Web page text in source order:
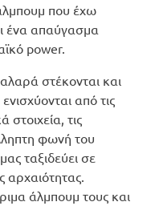
που έχω
ένα απαύγασμα
power.
στέκονται και
από τις
στοιχεία, τις
φωνή του
ταξιδεύει σε
αρχαιότητας.
άλμπουμ τους και